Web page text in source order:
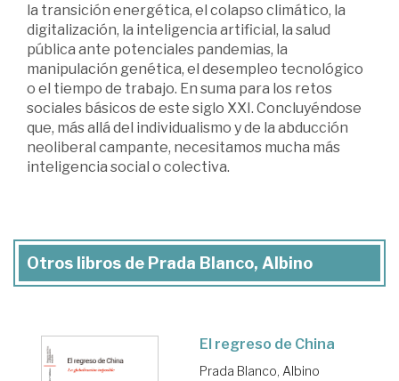
la transición energética, el colapso climático, la
digitalización, la inteligencia artificial, la salud
pública ante potenciales pandemias, la
manipulación genética, el desempleo tecnológico
o el tiempo de trabajo. En suma para los retos
sociales básicos de este siglo XXI. Concluyéndose
que, más allá del individualismo y de la abducción
neoliberal campante, necesitamos mucha más
inteligencia social o colectiva.
Otros libros de Prada Blanco, Albino
El regreso de China
Prada Blanco, Albino